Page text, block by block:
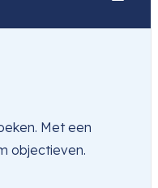
Met een
objectieven.